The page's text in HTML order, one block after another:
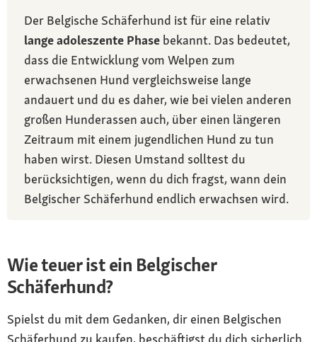
Der Belgische Schäferhund ist für eine relativ
lange adoleszente Phase bekannt. Das bedeutet,
dass die Entwicklung vom Welpen zum
erwachsenen Hund vergleichsweise lange
andauert und du es daher, wie bei vielen anderen
großen Hunderassen auch, über einen längeren
Zeitraum mit einem jugendlichen Hund zu tun
haben wirst. Diesen Umstand solltest du
berücksichtigen, wenn du dich fragst, wann dein
Belgischer Schäferhund endlich erwachsen wird.
Wie teuer ist ein Belgischer
Schäferhund?
Spielst du mit dem Gedanken, dir einen Belgischen
Schäferhund zu kaufen, beschäftigst du dich sicherlich